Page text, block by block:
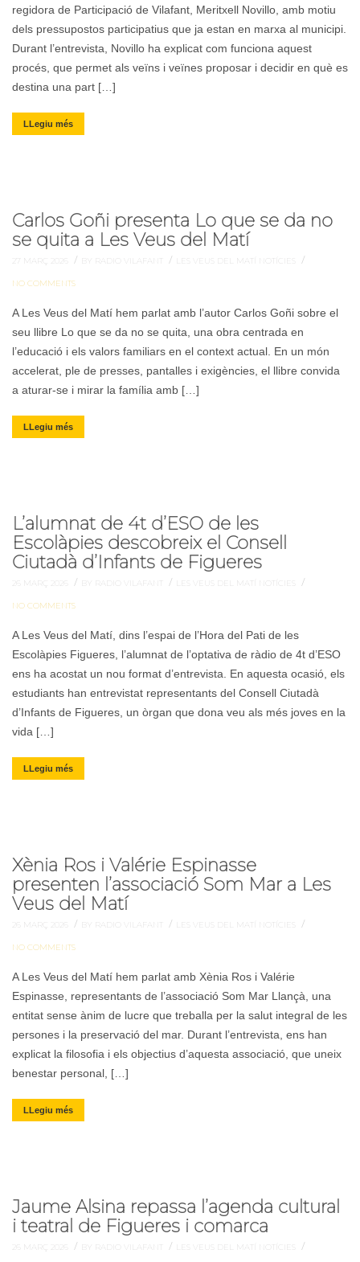
regidora de Participació de Vilafant, Meritxell Novillo, amb motiu
dels pressupostos participatius que ja estan en marxa al municipi.
Durant l’entrevista, Novillo ha explicat com funciona aquest
procés, que permet als veïns i veïnes proposar i decidir en què es
destina una part […]
LLegiu més
Carlos Goñi presenta Lo que se da no
se quita a Les Veus del Matí
27 MARÇ 2026 / BY RADIO VILAFANT / LES VEUS DEL MATÍ NOTÍCIES /
NO COMMENTS
A Les Veus del Matí hem parlat amb l’autor Carlos Goñi sobre el
seu llibre Lo que se da no se quita, una obra centrada en
l’educació i els valors familiars en el context actual. En un món
accelerat, ple de presses, pantalles i exigències, el llibre convida
a aturar-se i mirar la família amb […]
LLegiu més
L’alumnat de 4t d’ESO de les
Escolàpies descobreix el Consell
Ciutadà d’Infants de Figueres
26 MARÇ 2026 / BY RADIO VILAFANT / LES VEUS DEL MATÍ NOTÍCIES /
NO COMMENTS
A Les Veus del Matí, dins l’espai de l’Hora del Pati de les
Escolàpies Figueres, l’alumnat de l’optativa de ràdio de 4t d’ESO
ens ha acostat un nou format d’entrevista. En aquesta ocasió, els
estudiants han entrevistat representants del Consell Ciutadà
d’Infants de Figueres, un òrgan que dona veu als més joves en la
vida […]
LLegiu més
Xènia Ros i Valérie Espinasse
presenten l’associació Som Mar a Les
Veus del Matí
26 MARÇ 2026 / BY RADIO VILAFANT / LES VEUS DEL MATÍ NOTÍCIES /
NO COMMENTS
A Les Veus del Matí hem parlat amb Xènia Ros i Valérie
Espinasse, representants de l’associació Som Mar Llançà, una
entitat sense ànim de lucre que treballa per la salut integral de les
persones i la preservació del mar. Durant l’entrevista, ens han
explicat la filosofia i els objectius d’aquesta associació, que uneix
benestar personal, […]
LLegiu més
Jaume Alsina repassa l’agenda cultural
i teatral de Figueres i comarca
26 MARÇ 2026 / BY RADIO VILAFANT / LES VEUS DEL MATÍ NOTÍCIES /